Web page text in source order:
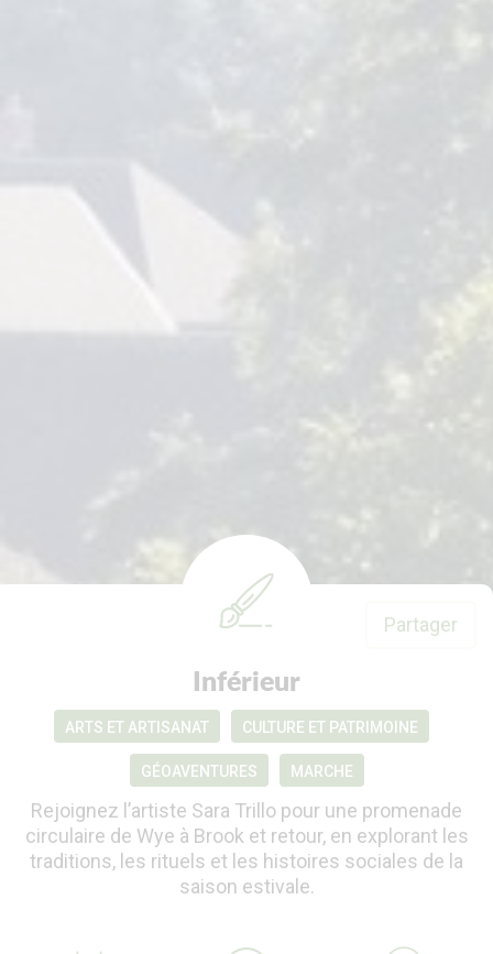
Inférieur
Partager
ARTS ET ARTISANAT CULTURE ET PATRIMOINE
GÉOAVENTURES MARCHE
Rejoignez l’artiste Sara Trillo pour une promenade
circulaire de Wye à Brook et retour, en explorant les
traditions, les rituels et les histoires sociales de la
saison estivale.